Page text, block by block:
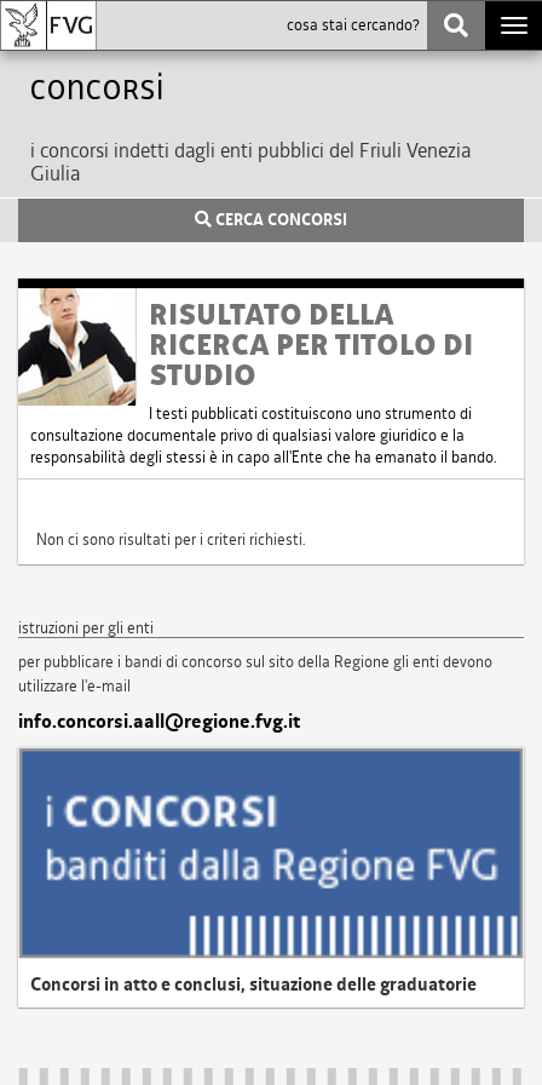
Concorsi
i concorsi indetti dagli enti pubblici del Friuli Venezia
Giulia
CERCA CONCORSI
RISULTATO DELLA
RICERCA PER TITOLO DI
STUDIO
I testi pubblicati costituiscono uno strumento di
consultazione documentale privo di qualsiasi valore giuridico e la
responsabilità degli stessi è in capo all'Ente che ha emanato il bando.
Non ci sono risultati per i criteri richiesti.
istruzioni per gli enti
per pubblicare i bandi di concorso sul sito della Regione gli enti devono
utilizzare l'e-mail
info.concorsi.aall@regione.fvg.it
Concorsi in atto e conclusi, situazione delle graduatorie